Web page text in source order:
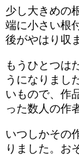
少し大きめの
端に小さい根
後がやはり収
もうひとつは
うになりまし
いもので、作
った数人の作
いつしかその
りました。お